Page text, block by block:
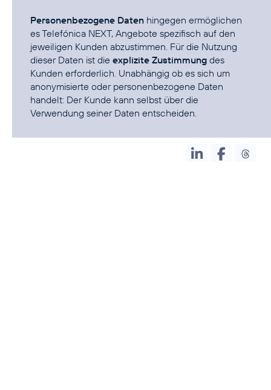
Personenbezogene Daten hingegen ermöglichen
es Telefónica NEXT, Angebote spezifisch auf den
jeweiligen Kunden abzustimmen. Für die Nutzung
dieser Daten ist die explizite Zustimmung des
Kunden erforderlich. Unabhängig ob es sich um
anonymisierte oder personenbezogene Daten
handelt: Der Kunde kann selbst über die
Verwendung seiner Daten entscheiden.